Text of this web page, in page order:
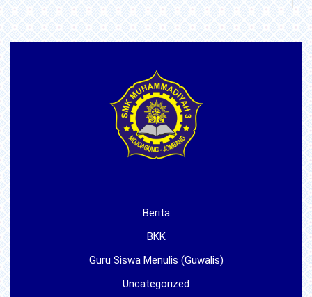
Berita
BKK
Guru Siswa Menulis (Guwalis)
Uncategorized